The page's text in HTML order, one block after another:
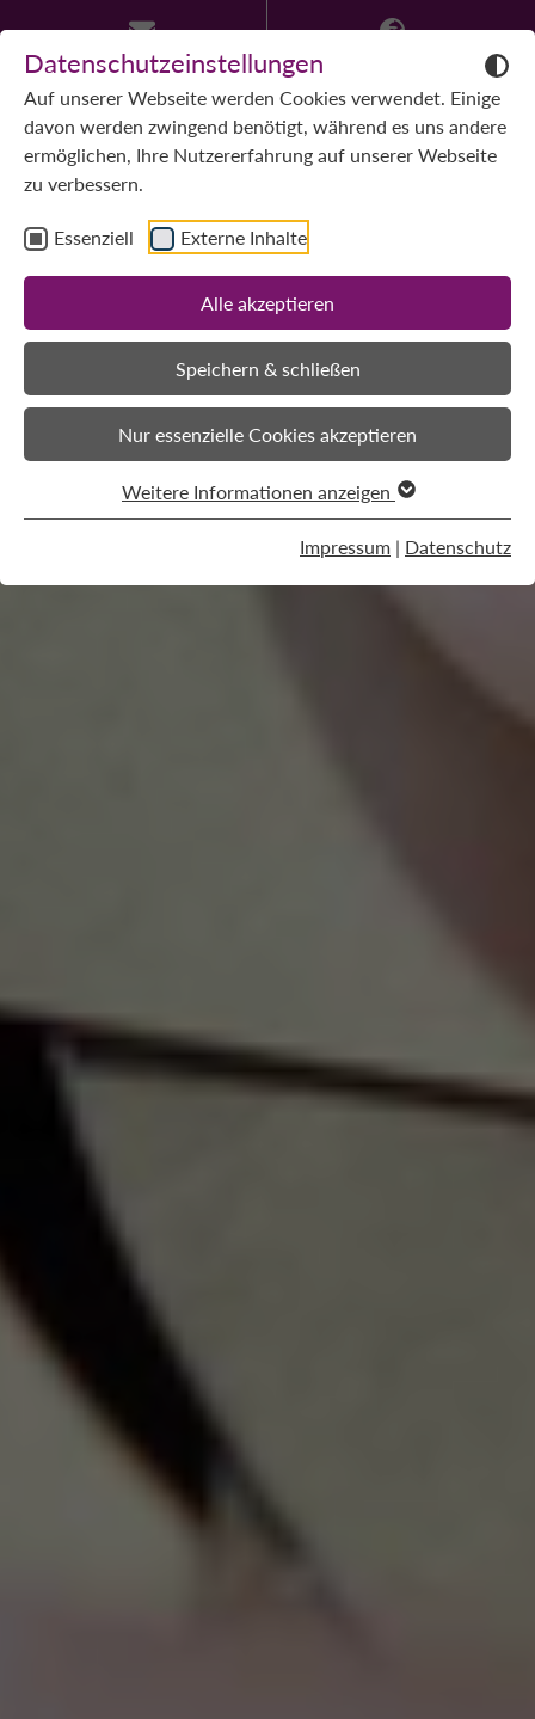
Datenschutzeinstellungen
Auf unserer Webseite werden Cookies verwendet. Einige
davon werden zwingend benötigt, während es uns andere
ermöglichen, Ihre Nutzererfahrung auf unserer Webseite
zu verbessern.
Essenziell Externe Inhalte
Alle akzeptieren
Speichern & schließen
Nur essenzielle Cookies akzeptieren
Weitere Informationen anzeigen
Impressum | Datenschutz